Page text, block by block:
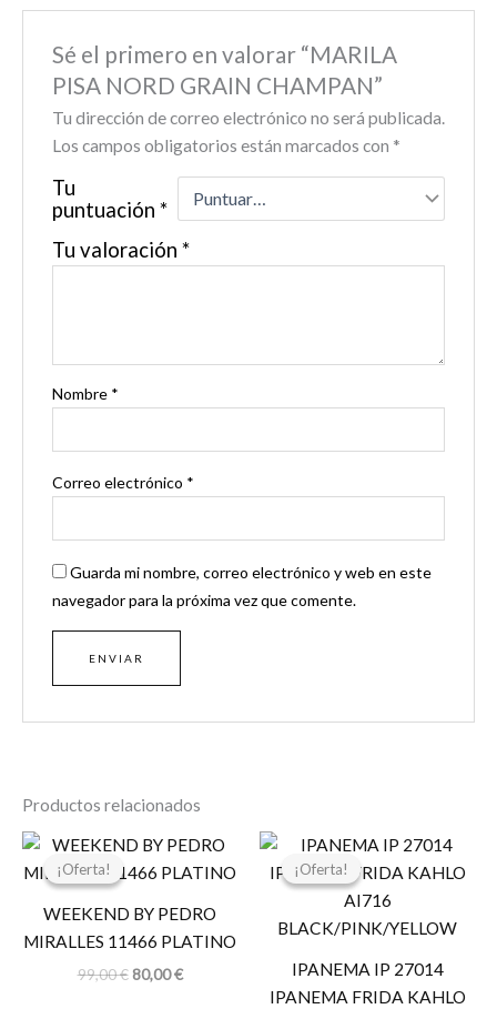
Sé el primero en valorar “MARILA
PISA NORD GRAIN CHAMPAN”
Tu dirección de correo electrónico no será publicada.
Los campos obligatorios están marcados con *
Tu
puntuación *
Tu valoración *
Nombre *
Correo electrónico *
Guarda mi nombre, correo electrónico y web en este
navegador para la próxima vez que comente.
Productos relacionados
¡Oferta!
¡Oferta!
WEEKEND BY PEDRO
MIRALLES 11466 PLATINO
99,00€
El
original
99,00 €.
80,00€
El
actual
80,00 €.
¡Oferta!
¡Oferta!
IPANEMA IP 27014
IPANEMA FRIDA KAHLO
El
original
era:
24,99 €.
El
actual
19,99 €.